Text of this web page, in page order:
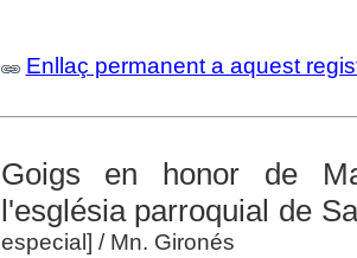
Enllaç permanent a aquest
Goigs en honor de
l'església parroquial de
especial] / Mn. Gironés